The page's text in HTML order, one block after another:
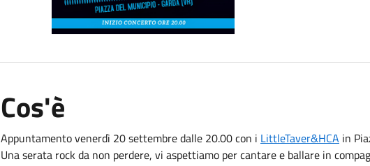
Cos'è
Appuntamento venerdì 20 settembre dalle 20.00 con i LittleTaver&HCA in
Una serata rock da non perdere, vi aspettiamo per cantare e ballare in